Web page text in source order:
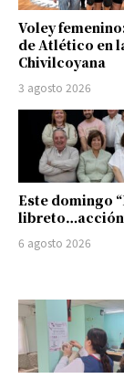
Voley
de Atlético en
Chivilcoyana
3 agosto 2026
Este domingo
6 agosto 2026